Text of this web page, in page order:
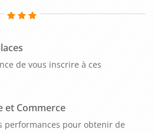
de vous inscrire à ces
et Commerce
performances pour obtenir de